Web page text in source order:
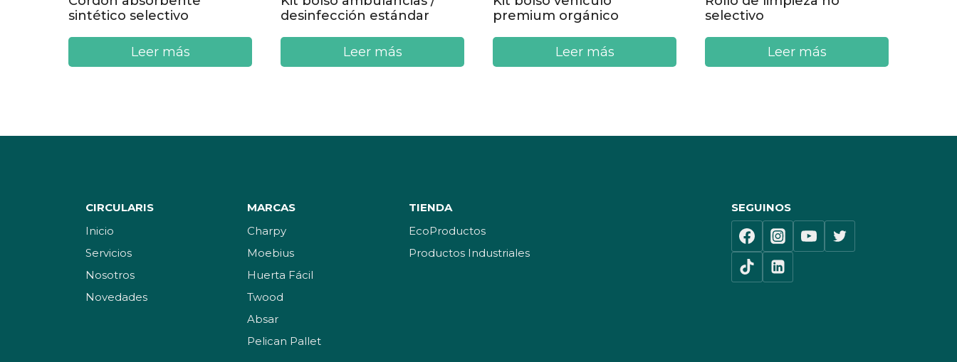
sintético selectivo
Leer más
desinfección estándar
Leer más
premium orgánico
Leer más
selectivo
Leer más
CIRCULARIS
Inicio
Servicios
Nosotros
Novedades
MARCAS
Charpy
Moebius
Huerta Fácil
Twood
Absar
Pelican Pallet
TIENDA
EcoProductos
Productos Industriales
SEGUINOS